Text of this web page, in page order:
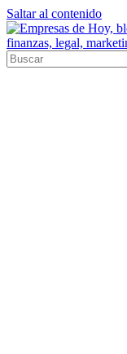
Saltar al contenido